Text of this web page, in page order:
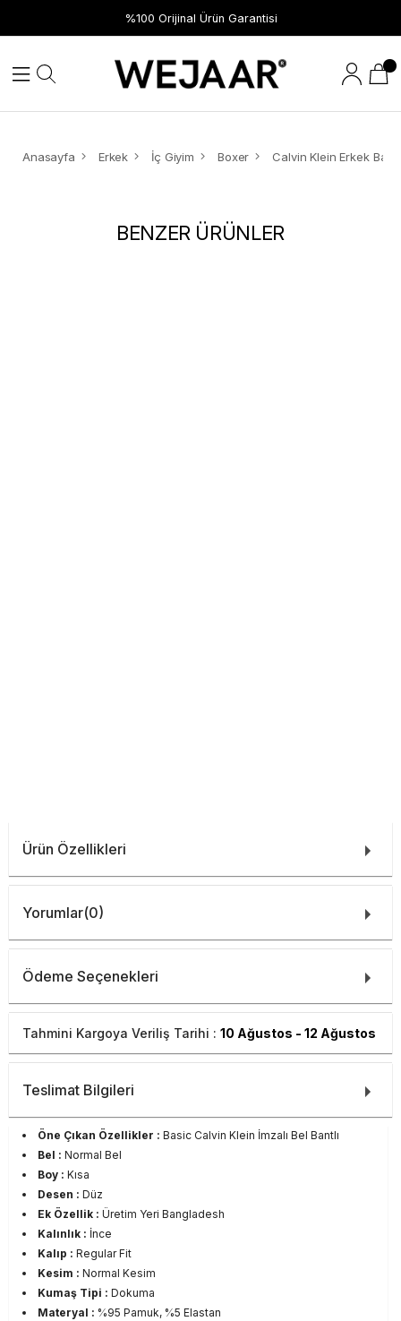
%100 Orijinal Ürün Garantisi
Anasayfa Erkek İç Giyim Boxer
BENZER ÜRÜNLER
Ürün Özellikleri
Yorumlar(0)
Ödeme Seçenekleri
Tahmini Kargoya Veriliş Tarihi : 10 Ağustos - 12 Ağustos
Teslimat Bilgileri
Öne Çıkan Özellikler : Basic Calvin Klein İmzalı Bel Bantlı
Bel : Normal Bel
Boy : Kısa
Desen : Düz
Ek Özellik : Üretim Yeri Bangladesh
Kalınlık : İnce
Kalıp : Regular Fit
Kesim : Normal Kesim
Kumaş Tipi : Dokuma
Materyal : %95 Pamuk, %5 Elastan